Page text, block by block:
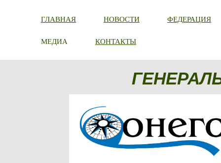
ГЛАВНАЯ НОВОСТИ ФЕДЕРАЦИЯ
МЕДИА КОНТАКТЫ